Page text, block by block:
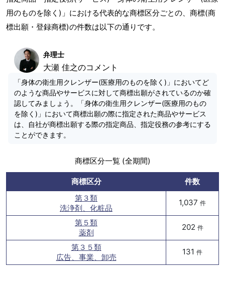
用のものを除く)」における代表的な商標区分ごとの、商標(商
標出願・登録商標)の件数は以下の通りです。
弁理士
大瀬 佳之のコメント
「身体の衛生用クレンザー(医療用のものを除く)」においてど
のような商品やサービスに対して商標出願がされているのか確
認してみましょう。「身体の衛生用クレンザー(医療用のもの
を除く)」において商標出願の際に指定された商品やサービス
は、自社が商標出願する際の指定商品、指定役務の参考にする
ことができます。
商標区分一覧 (全期間)
商標区分
件数
第３類
洗浄剤、化粧品
1,037 件
第５類
薬剤
202 件
第３５類
広告、事業、卸売
131 件